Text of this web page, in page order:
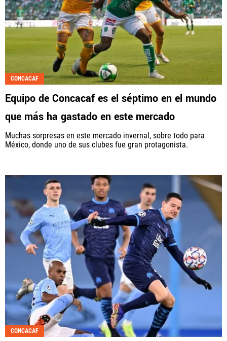
CONCACAF
Equipo de Concacaf es el séptimo en el mundo
que más ha gastado en este mercado
Muchas sorpresas en este mercado invernal, sobre todo para
México, donde uno de sus clubes fue gran protagonista.
CONCACAF